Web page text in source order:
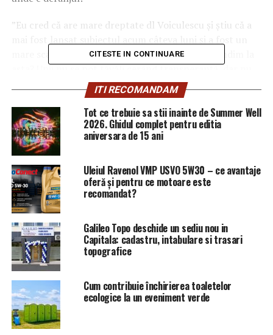
”Eu cred că are mare dreptate dl Voiculescu şi ştiu că a
De ce să nu ne permitem să ne gândim la
asta? Unii nu se pot tăvăli cerând transperanţă, dar nu
la ei. Orice firmă din România e transparentă”.
SURSA: g4media.ro
ARTICOLE PE ACEIASI TEMA: PRIMA
URMATORUL
Cine este „Dragoş”, cel care a declanşat Operaţiunea
„Springtime” din 10 august? – Comisarul de Prahova
NU RATATI
EXPLOZIV/Dragnea are Israelul in spate! – Comisarul de
Prahova
CITESTE IN CONTINUARE
ITI RECOMANDAM
Tot ce trebuie sa stii inainte de Summer Well
2026. Ghidul complet pentru editia
aniversara de 15 ani
Uleiul Ravenol VMP USVO 5W30 – ce avantaje
oferă și pentru ce motoare este
recomandat?
Galileo Topo deschide un sediu nou in
Capitala: cadastru, intabulare si trasari
topografice
Cum contribuie închirierea toaletelor
ecologice la un eveniment verde